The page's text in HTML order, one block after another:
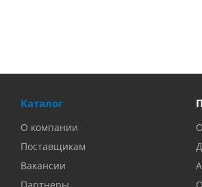
Каталог
О компании
Поставщикам
Вакансии